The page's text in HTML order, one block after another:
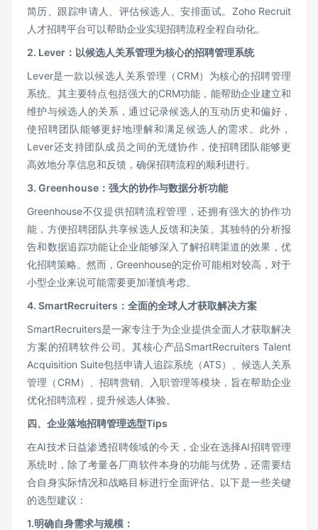
简历、跟踪申请人、评估候选人、安排面试。Zoho Recruit
人才招聘平台可以帮助企业实现招聘流程全程自动化。
2. Lever ：以候选人关系管理为核心的招聘管理系统
Lever是一款以候选人关系管理（CRM）为核心的招聘管理
系统。其主要特点包括强大的CRM功能，能帮助企业建立和
维护与候选人的关系，通过记录候选人的互动历史和偏好，
使招聘团队能够更好地理解和满足候选人的需求。此外，
Lever还支持团队成员之间的无缝协作，使招聘团队能够更
高效地分享信息和反馈，确保招聘流程的顺利进行。
3. Greenhouse ：强大的协作与数据分析功能
Greenhouse不仅提供招聘流程管理，还拥有强大的协作功
能，方便招聘团队共享候选人反馈和决策。其独特的分析报
告和数据追踪功能让企业能够深入了解招聘渠道的效果，优
化招聘策略。然而，Greenhouse的定价可能相对较高，对于
小型企业来说可能需要更加谨慎考虑。
4. SmartRecruiters ：全面的全球人才获取解决方案
SmartRecruiters是一家专注于为企业提供全面人才获取解决
方案的招聘软件公司。其核心产品SmartRecruiters Talent
Acquisition Suite包括申请人追踪系统（ATS）、候选人关系
管理（CRM）、招聘营销、入职管理等模块，旨在帮助企业
优化招聘流程，提升候选人体验。
四、企业落地招聘管理选型Tips
在AI技术日益渗透招聘领域的今天，企业在选择AI招聘管理
系统时，除了考量各厂商软件本身的功能与优势，还需要结
合自身实际情况和战略目标进行全面评估。以下是一些关键
的选型建议：
1.明确自身需求与规模：